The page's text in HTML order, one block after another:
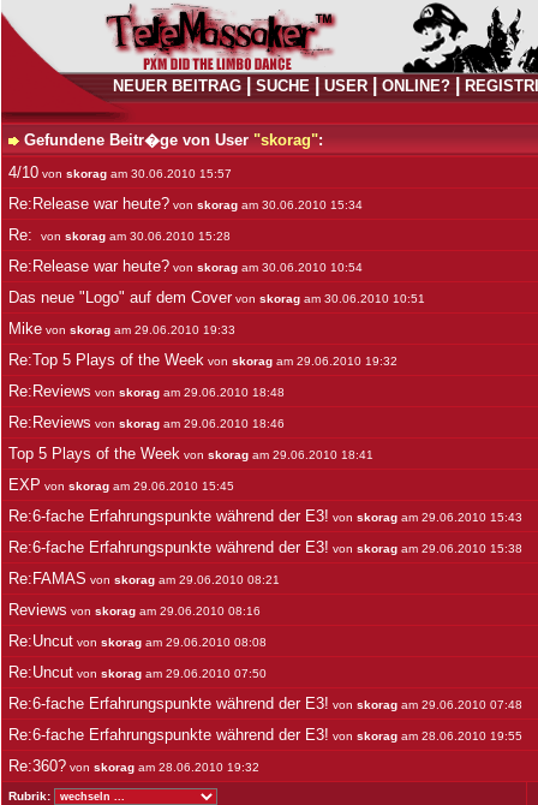
NEUER BEITRAG SUCHE USER ONLINE?
Gefundene Beitr�ge von User"skorag":
4/10 von skorag am 30.06.2010 15:57
Re:Release war heute? von skorag am 30.06.2010 15:34
Re: von skorag am 30.06.2010 15:28
Re:Release war heute? von skorag am 30.06.2010 10:54
Das neue "Logo" auf dem Cover von skorag am 30.06.2010 10:51
Mike von skorag am 29.06.2010 19:33
Re:Top 5 Plays of the Week von skorag am 29.06.2010 19:32
Re:Reviews von skorag am 29.06.2010 18:48
Re:Reviews von skorag am 29.06.2010 18:46
Top 5 Plays of the Week von skorag am 29.06.2010 18:41
EXP von skorag am 29.06.2010 15:45
Re:6-fache Erfahrungspunkte während der E3! von skorag am 29.06.2010 15:43
Re:6-fache Erfahrungspunkte während der E3! von skorag am 29.06.2010 15:38
Re:FAMAS von skorag am 29.06.2010 08:21
Reviews von skorag am 29.06.2010 08:16
Re:Uncut von skorag am 29.06.2010 08:08
Re:Uncut von skorag am 29.06.2010 07:50
Re:6-fache Erfahrungspunkte während der E3! von skorag am 29.06.2010 07:48
Re:6-fache Erfahrungspunkte während der E3! von skorag am 28.06.2010 19:55
Re:360? von skorag am 28.06.2010 19:32
Rubrik: